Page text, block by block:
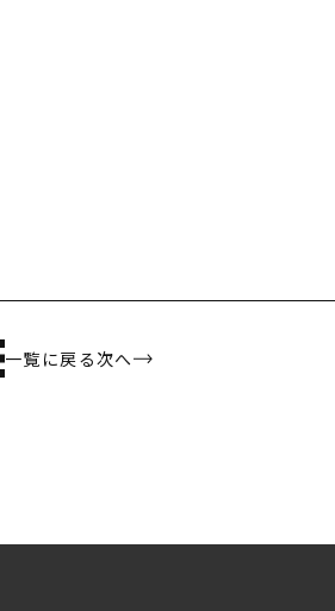
ゆとりの暮らし研究所
一覧に戻る次へ